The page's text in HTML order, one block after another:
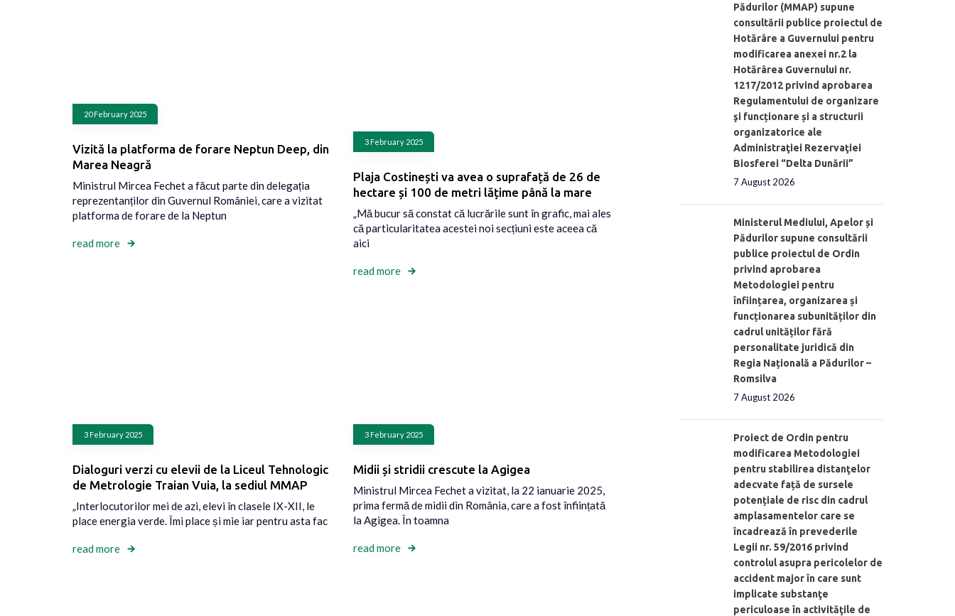
20 February 2025
Vizită la platforma de forare Neptun Deep, din
Marea Neagră
Ministrul Mircea Fechet a făcut parte din delegația
reprezentanților din Guvernul României, care a vizitat
platforma de forare de la Neptun
read more
3 February 2025
Plaja Costinești va avea o suprafață de 26 de
hectare și 100 de metri lățime până la mare
„Mă bucur să constat că lucrările sunt în grafic, mai ales
că particularitatea acestei noi secțiuni este aceea că
aici
read more
3 February 2025
Dialoguri verzi cu elevii de la Liceul Tehnologic
de Metrologie Traian Vuia, la sediul MMAP
„Interlocutorilor mei de azi, elevi în clasele IX-XII, le
place energia verde. Îmi place și mie iar pentru asta fac
read more
3 February 2025
Midii și stridii crescute la Agigea
Ministrul Mircea Fechet a vizitat, la 22 ianuarie 2025,
prima fermă de midii din România, care a fost înființată
la Agigea. În toamna
read more
Pădurilor (MMAP) supune
consultării publice proiectul de
Hotărâre a Guvernului pentru
modificarea anexei nr.2 la
Hotărârea Guvernului nr.
1217/2012 privind aprobarea
Regulamentului de organizare
şi funcționare și a structurii
organizatorice ale
Administraţiei Rezervaţiei
Biosferei “Delta Dunării”
7 August 2026
Ministerul Mediului, Apelor și
Pădurilor supune consultării
publice proiectul de Ordin
privind aprobarea
Metodologiei pentru
înființarea, organizarea și
funcționarea subunităților din
cadrul unităților fără
personalitate juridică din
Regia Națională a Pădurilor –
Romsilva
7 August 2026
Proiect de Ordin pentru
modificarea Metodologiei
pentru stabilirea distanţelor
adecvate față de sursele
potențiale de risc din cadrul
amplasamentelor care se
încadrează în prevederile
Legii nr. 59/2016 privind
controlul asupra pericolelor de
accident major în care sunt
implicate substanţe
periculoase în activităţile de